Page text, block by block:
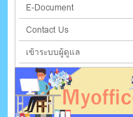
E-Document
Contact Us
เข้าระบบผู้ดูแล